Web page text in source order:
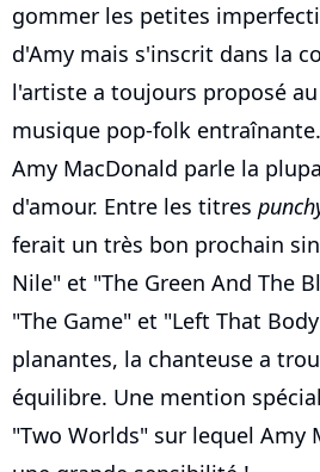
gommer les petites
d'Amy mais s'inscrit dans la
l'artiste a toujours proposé
musique pop-folk
Amy MacDonald parle la
d'amour. Entre les titres
ferait un très bon prochain
Nile" et "The Green And The
"The Game" et "Left That
planantes, la chanteuse a
équilibre. Une mention
"Two Worlds" sur lequel Amy